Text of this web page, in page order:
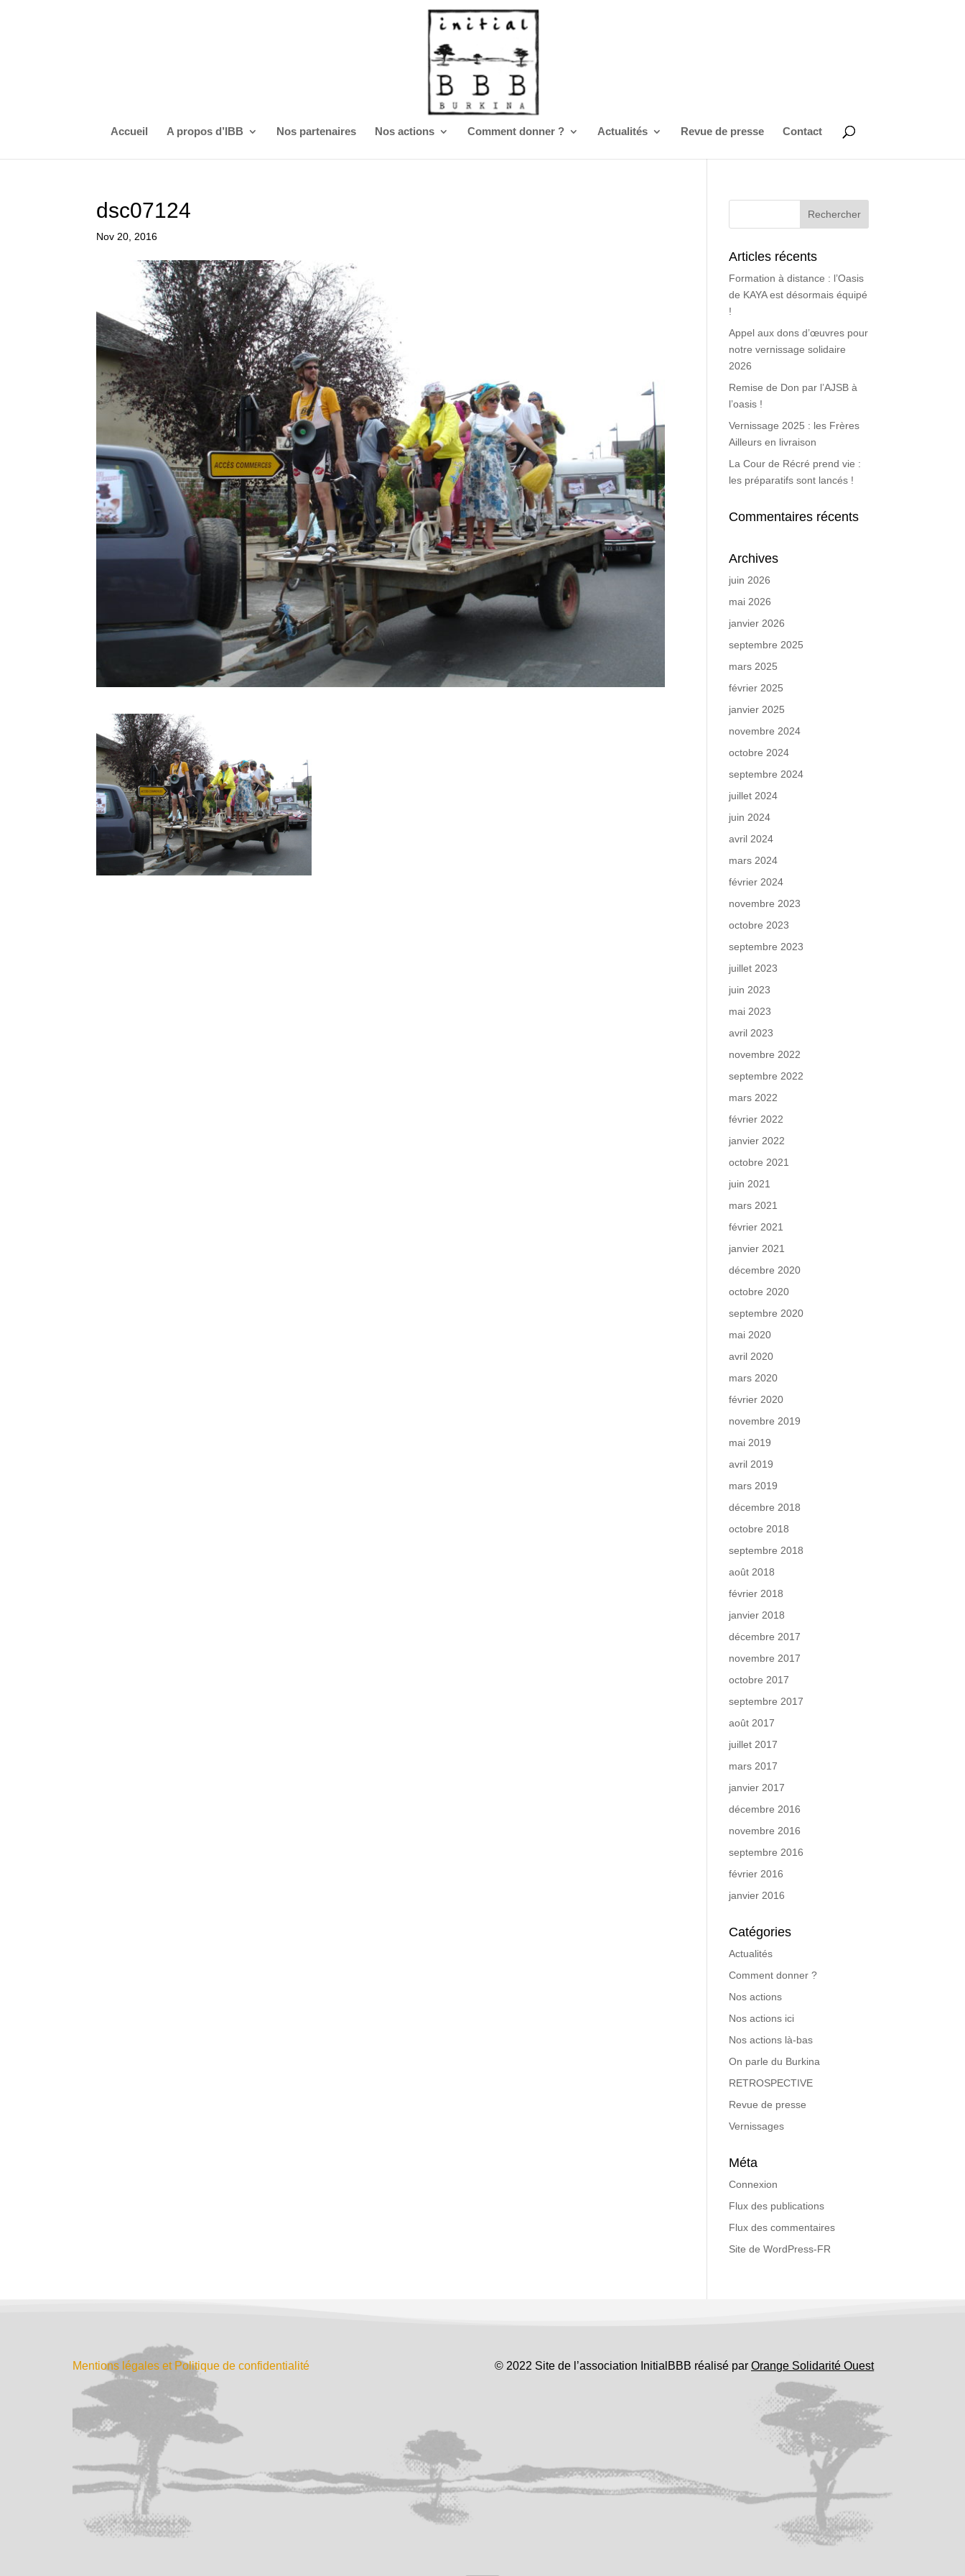
Accueil A propos d’IBB Nos partenaires Nos actions Comment donner ? Actualités Revue de presse Contact
dsc07124
Nov 20, 2016
Articles récents
Formation à distance : l’Oasis
de KAYA est désormais équipé
!
Appel aux dons d’œuvres pour
notre vernissage solidaire
2026
Remise de Don par l’AJSB à
l’oasis !
Vernissage 2025 : les Frères
Ailleurs en livraison
La Cour de Récré prend vie :
les préparatifs sont lancés !
Commentaires récents
Archives
juin 2026
mai 2026
janvier 2026
septembre 2025
mars 2025
février 2025
janvier 2025
novembre 2024
octobre 2024
septembre 2024
juillet 2024
juin 2024
avril 2024
mars 2024
février 2024
novembre 2023
octobre 2023
septembre 2023
juillet 2023
juin 2023
mai 2023
avril 2023
novembre 2022
septembre 2022
mars 2022
février 2022
janvier 2022
octobre 2021
juin 2021
mars 2021
février 2021
janvier 2021
décembre 2020
octobre 2020
septembre 2020
mai 2020
avril 2020
mars 2020
février 2020
novembre 2019
mai 2019
avril 2019
mars 2019
décembre 2018
octobre 2018
septembre 2018
août 2018
février 2018
janvier 2018
décembre 2017
novembre 2017
octobre 2017
septembre 2017
août 2017
juillet 2017
mars 2017
janvier 2017
décembre 2016
novembre 2016
septembre 2016
février 2016
janvier 2016
Catégories
Actualités
Comment donner ?
Nos actions
Nos actions ici
Nos actions là-bas
On parle du Burkina
RETROSPECTIVE
Revue de presse
Vernissages
Méta
Connexion
Flux des publications
Flux des commentaires
Site de WordPress-FR
Mentions légales et Politique de confidentialité © 2022 Site de l’association InitialBBB réalisé parOrange Solidarité Ouest